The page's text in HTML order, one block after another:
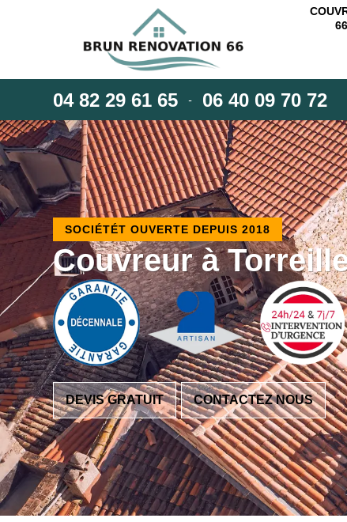
66
04 82 29 61 65 - 06 40 09 70 72
SOCIÉTÉT OUVERTE DEPUIS 2018
Couvreur à
DEVIS GRATUIT CONTACTEZ NOUS